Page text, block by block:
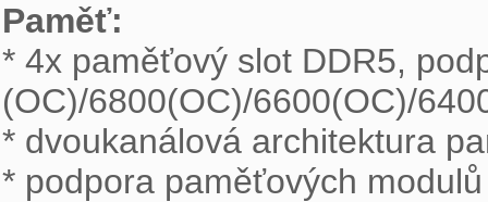
Paměť:
* 4x paměťový slot DDR5,
(OC)/6800(OC)/6600(OC)/
* dvoukanálová architektura
* podpora paměťových